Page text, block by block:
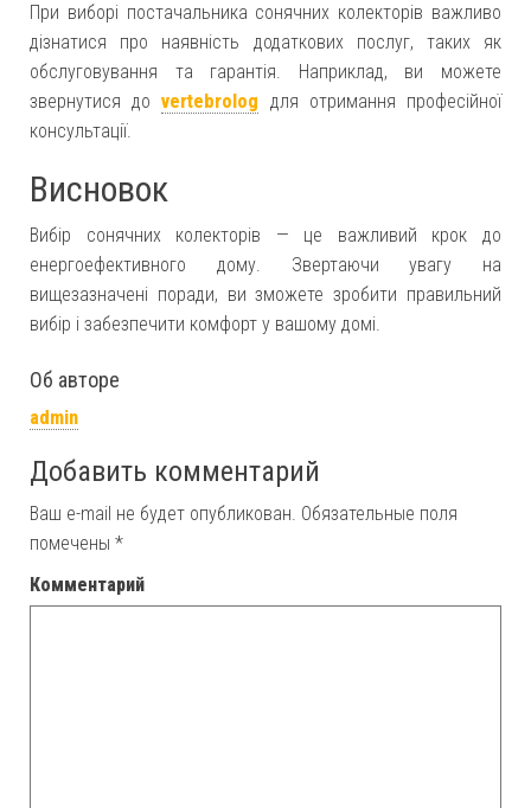
При виборі постачальника сонячних колекторів важливо
дізнатися про наявність додаткових послуг, таких як
обслуговування та гарантія. Наприклад, ви можете
звернутися доvertebrolog для отримання професійної
консультації.
Висновок
Вибір сонячних колекторів — це важливий крок до
енергоефективного дому. Звертаючи увагу на
вищезазначені поради, ви зможете зробити правильний
вибір і забезпечити комфорт у вашому домі.
Об авторе
admin
Добавить комментарий
Ваш e-mail не будет опубликован. Обязательные поля
помечены *
Комментарий